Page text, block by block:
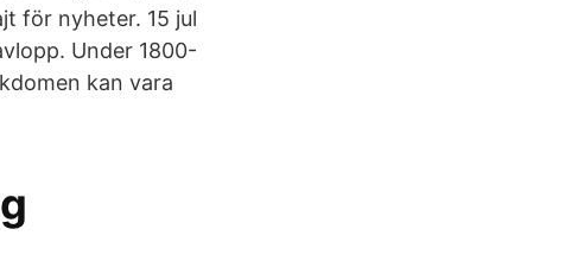
för nyheter. 15 jul
Under 1800-
kan vara